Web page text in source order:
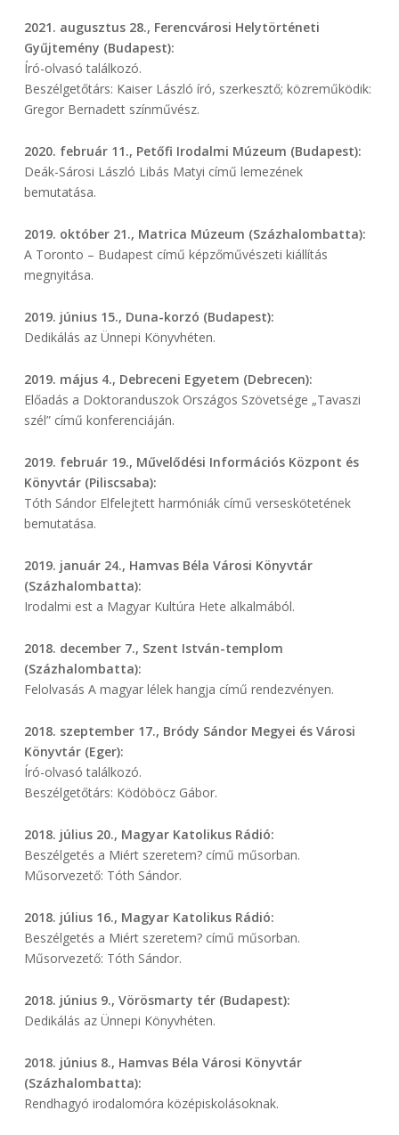
2021. augusztus 28., Ferencvárosi Helytörténeti
Gyűjtemény (Budapest):
Író-olvasó találkozó.
Beszélgetőtárs: Kaiser László író, szerkesztő; közreműködik:
Gregor Bernadett színművész.
2020. február 11., Petőfi Irodalmi Múzeum (Budapest):
Deák-Sárosi László Libás Matyi című lemezének
bemutatása.
2019. október 21., Matrica Múzeum (Százhalombatta):
A Toronto – Budapest című képzőművészeti kiállítás
megnyitása.
2019. június 15., Duna-korzó (Budapest):
Dedikálás az Ünnepi Könyvhéten.
2019. május 4., Debreceni Egyetem (Debrecen):
Előadás a Doktoranduszok Országos Szövetsége „Tavaszi
szél” című konferenciáján.
2019. február 19., Művelődési Információs Központ és
Könyvtár (Piliscsaba):
Tóth Sándor Elfelejtett harmóniák című verseskötetének
bemutatása.
2019. január 24., Hamvas Béla Városi Könyvtár
(Százhalombatta):
Irodalmi est a Magyar Kultúra Hete alkalmából.
2018. december 7., Szent István-templom
(Százhalombatta):
Felolvasás A magyar lélek hangja című rendezvényen.
2018. szeptember 17., Bródy Sándor Megyei és Városi
Könyvtár (Eger):
Író-olvasó találkozó.
Beszélgetőtárs: Ködöböcz Gábor.
2018. július 20., Magyar Katolikus Rádió:
Beszélgetés a Miért szeretem? című műsorban.
Műsorvezető: Tóth Sándor.
2018. július 16., Magyar Katolikus Rádió:
Beszélgetés a Miért szeretem? című műsorban.
Műsorvezető: Tóth Sándor.
2018. június 9., Vörösmarty tér (Budapest):
Dedikálás az Ünnepi Könyvhéten.
2018. június 8., Hamvas Béla Városi Könyvtár
(Százhalombatta):
Rendhagyó irodalomóra középiskolásoknak.